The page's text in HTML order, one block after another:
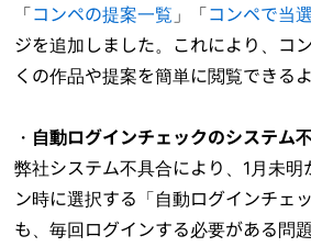
「コンペの提案一覧 」「コンペで当
ジを追加しました。これにより、コ
くの作品や提案を簡単に閲覧できる
・ 自動ログインチェックのシステム
弊社システム不具合により、1月未明
ン時に選択する「自動ログインチェ
も、毎回ログインする必要がある問